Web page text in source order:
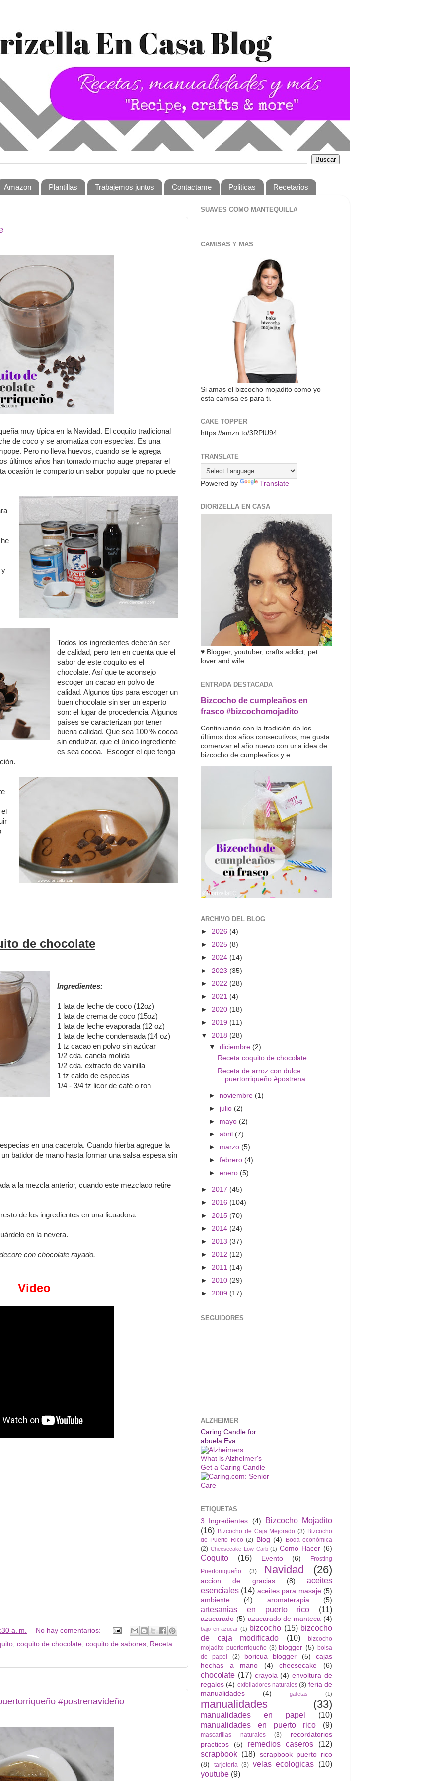
Amazon Plantillas Trabajemos juntos Contactame Politicas Recetarios
muy típica en la Navidad. El coquito tradicional
de coco y se aromatiza con especias. Es una
Pero no lleva huevos, cuando se le agrega
últimos años han tomado mucho auge preparar el
ocasión te comparto un sabor popular que no puede
y
Todos los ingredientes deberán ser
de calidad, pero ten en cuenta que el
sabor de este coquito es el
chocolate. Así que te aconsejo
escoger un cacao en polvo de
calidad. Algunos tips para escoger un
buen chocolate sin ser un experto
son: el lugar de procedencia. Algunos
países se caracterizan por tener
buena calidad. Que sea 100 % cocoa
sin endulzar, que el único ingrediente
es sea cocoa. Escoger el que tenga
de chocolate
Ingredientes:
1 lata de leche de coco (12oz)
1 lata de crema de coco (15oz)
1 lata de leche evaporada (12 oz)
1 lata de leche condensada (14 oz)
1 tz cacao en polvo sin azúcar
1/2 cda. canela molida
1/2 cda. extracto de vainilla
1 tz caldo de especias
1/4 - 3/4 tz licor de café o ron
en una cacerola. Cuando hierba agregue la
batidor de mano hasta formar una salsa espesa sin
a la mezcla anterior, cuando este mezclado retire
de los ingredientes en una licuadora.
en la nevera.
con chocolate rayado.
Video
a. m.
No hay comentarios:
, coquito de chocolate, coquito de sabores, Receta
#postrenavideño
SUAVES COMO MANTEQUILLA
CAMISAS Y MAS
Si amas el bizcocho mojadito como yo
esta camisa es para ti.
CAKE TOPPER
https://amzn.to/3RPlU94
TRANSLATE
Powered by Translate
DIORIZELLA EN CASA
♥ Blogger, youtuber, crafts addict, pet
lover and wife...
ENTRADA DESTACADA
Bizcocho de cumpleaños en
frasco #bizcochomojadito
Continuando con la tradición de los
últimos dos años consecutivos, me gusta
comenzar el año nuevo con una idea de
bizcocho de cumpleaños y e...
ARCHIVO DEL BLOG
► 2026 (4)
► 2025 (8)
► 2024 (14)
► 2023 (35)
► 2022 (28)
► 2021 (4)
► 2020 (18)
► 2019 (11)
▼ 2018 (28)
▼diciembre (2)
Receta coquito de chocolate
Receta de arroz con dulce
puertorriqueño #postrena...
► noviembre (1)
► julio (2)
► mayo (2)
►abril (7)
► marzo (5)
►febrero (4)
►enero (5)
► 2017 (45)
► 2016 (104)
► 2015 (70)
► 2014 (24)
► 2013 (37)
► 2012 (12)
► 2011 (14)
► 2010 (29)
► 2009 (17)
SEGUIDORES
ALZHEIMER
Caring Candle for
abuela Eva
What is Alzheimer's
Get a Caring Candle
ETIQUETAS
3 Ingredientes
(4)
Bizcocho Mojadito
(16) Bizcocho de Caja Mejorado (3) Bizcocho
de Puerto Rico (2) Blog (4)
Boda económica
(2) Cheesecake Low Carb (1) Como Hacer (6)
Coquito (16) Evento (6)
Frosting
Puertorriqueño
(3) Navidad (26)
accion de gracias (8)
aceites
esenciales (14) aceites para masaje (5)
ambiente
(4) aromaterapia (5)
artesanias en puerto rico (11)
azucarado (5) azucarado de manteca (4)
bajo en azucar (1) bizcocho (15) bizcocho
de caja modificado
(10)
bizcocho
mojadito puertorriqueño (3) blogger (5) bolsa
de papel
(2) boricua blogger (5)
cajas
hechas a mano
(4) cheesecake (6)
chocolate (17) crayola (4) envoltura de
regalos (4) exfoliadores naturales (3) feria de
manualidades
(4) galletas (1)
manualidades (33)
manualidades en papel
(10)
manualidades en puerto rico
(9)
mascarillas naturales (3)
recordatorios
practicos
(5) remedios caseros
(12)
scrapbook (18) scrapbook puerto rico
(8)
tarjeteria (3) velas ecologicas (10)
youtube (9)